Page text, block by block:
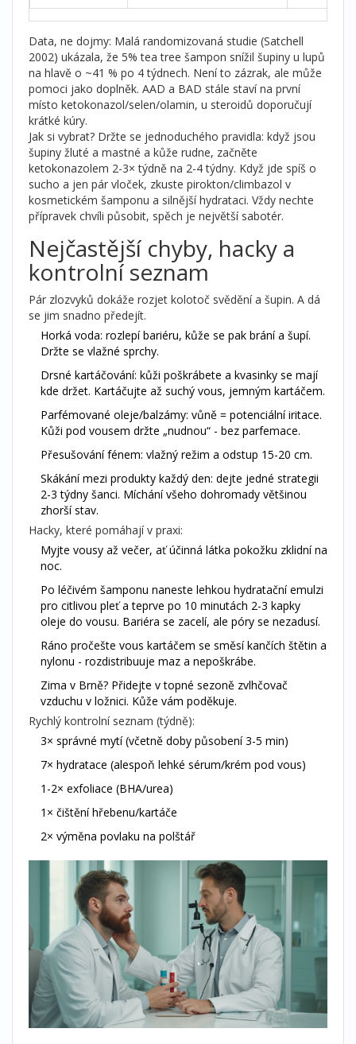
Data, ne dojmy: Malá randomizovaná studie (Satchell
2002) ukázala, že 5% tea tree šampon snížil šupiny u lupů
na hlavě o ~41 % po 4 týdnech. Není to zázrak, ale může
pomoci jako doplněk. AAD a BAD stále staví na první
místo ketokonazol/selen/olamin, u steroidů doporučují
krátké kúry.
Jak si vybrat? Držte se jednoduchého pravidla: když jsou
šupiny žluté a mastné a kůže rudne, začněte
ketokonazolem 2-3× týdně na 2-4 týdny. Když jde spíš o
sucho a jen pár vloček, zkuste pirokton/climbazol v
kosmetickém šamponu a silnější hydrataci. Vždy nechte
přípravek chvíli působit, spěch je největší sabotér.
Nejčastější chyby, hacky a
kontrolní seznam
Pár zlozvyků dokáže rozjet kolotoč svědění a šupin. A dá
se jim snadno předejít.
Horká voda: rozlepí bariéru, kůže se pak brání a šupí.
Držte se vlažné sprchy.
Drsné kartáčování: kůži poškrábete a kvasinky se mají
kde držet. Kartáčujte až suchý vous, jemným kartáčem.
Parfémované oleje/balzámy: vůně = potenciální iritace.
Kůži pod vousem držte „nudnou“ - bez parfemace.
Přesušování fénem: vlažný režim a odstup 15-20 cm.
Skákání mezi produkty každý den: dejte jedné strategii
2-3 týdny šanci. Míchání všeho dohromady většinou
zhorší stav.
Hacky, které pomáhají v praxi:
Myjte vousy až večer, ať účinná látka pokožku zklidní na
noc.
Po léčivém šamponu naneste lehkou hydratační emulzi
pro citlivou pleť a teprve po 10 minutách 2-3 kapky
oleje do vousu. Bariéra se zacelí, ale póry se nezadusí.
Ráno pročešte vous kartáčem se směsí kančích štětin a
nylonu - rozdistribuuje maz a nepoškrábe.
Zima v Brně? Přidejte v topné sezoně zvlhčovač
vzduchu v ložnici. Kůže vám poděkuje.
Rychlý kontrolní seznam (týdně):
3× správné mytí (včetně doby působení 3-5 min)
7× hydratace (alespoň lehké sérum/krém pod vous)
1-2× exfoliace (BHA/urea)
1× čištění hřebenu/kartáče
2× výměna povlaku na polštář